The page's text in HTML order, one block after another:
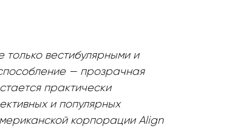
вестибулярными и
— прозрачная
практически
и популярных
корпорации Align